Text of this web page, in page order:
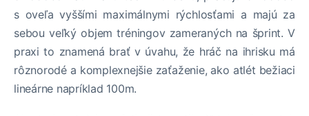
s oveľa vyššími maximálnymi rýchlosťami a majú za
sebou veľký objem tréningov zameraných na šprint. V
praxi to znamená brať v úvahu, že hráč na ihrisku má
rôznorodé a komplexnejšie zaťaženie, ako atlét bežiaci
lineárne napríklad 100m.